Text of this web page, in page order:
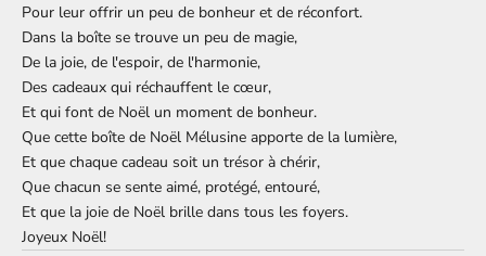
Pour leur offrir un peu de bonheur et de réconfort.
Dans la boîte se trouve un peu de magie,
De la joie, de l'espoir, de l'harmonie,
Des cadeaux qui réchauffent le cœur,
Et qui font de Noël un moment de bonheur.
Que cette boîte de Noël Mélusine apporte de la lumière,
Et que chaque cadeau soit un trésor à chérir,
Que chacun se sente aimé, protégé, entouré,
Et que la joie de Noël brille dans tous les foyers.
Joyeux Noël!